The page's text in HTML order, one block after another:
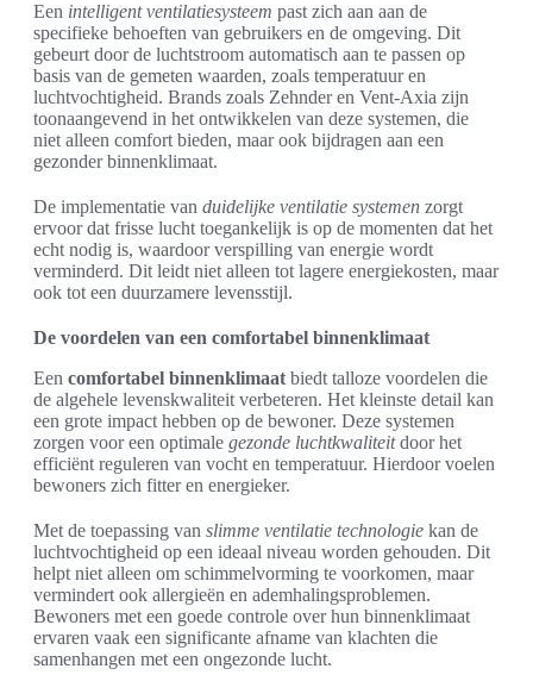
Een intelligent ventilatiesysteem past zich aan aan de
specifieke behoeften van gebruikers en de omgeving. Dit
gebeurt door de luchtstroom automatisch aan te passen op
basis van de gemeten waarden, zoals temperatuur en
luchtvochtigheid. Brands zoals Zehnder en Vent-Axia zijn
toonaangevend in het ontwikkelen van deze systemen, die
niet alleen comfort bieden, maar ook bijdragen aan een
gezonder binnenklimaat.
De implementatie van duidelijke ventilatie systemen zorgt
ervoor dat frisse lucht toegankelijk is op de momenten dat het
echt nodig is, waardoor verspilling van energie wordt
verminderd. Dit leidt niet alleen tot lagere energiekosten, maar
ook tot een duurzamere levensstijl.
De voordelen van een comfortabel binnenklimaat
Een comfortabel binnenklimaat biedt talloze voordelen die
de algehele levenskwaliteit verbeteren. Het kleinste detail kan
een grote impact hebben op de bewoner. Deze systemen
zorgen voor een optimale gezonde luchtkwaliteitdoor het
efficiënt reguleren van vocht en temperatuur. Hierdoor voelen
bewoners zich fitter en energieker.
Met de toepassing van slimme ventilatie technologie kan de
luchtvochtigheid op een ideaal niveau worden gehouden. Dit
helpt niet alleen om schimmelvorming te voorkomen, maar
vermindert ook allergieën en ademhalingsproblemen.
Bewoners met een goede controle over hun binnenklimaat
ervaren vaak een significante afname van klachten die
samenhangen met een ongezonde lucht.